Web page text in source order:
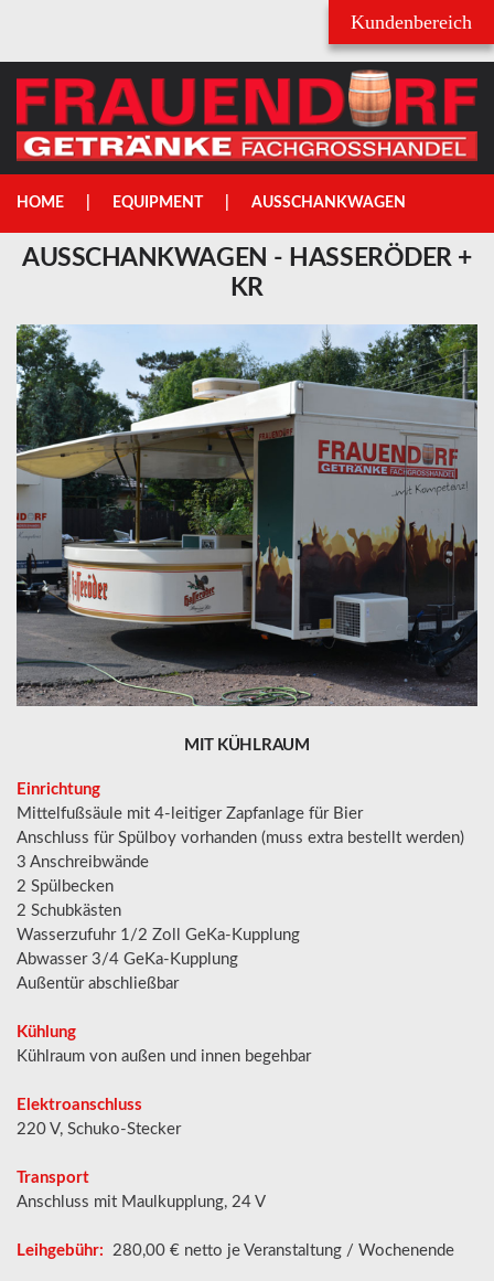
HOME EQUIPMENT AUSSCHANKWAGEN
AUSSCHANKWAGEN - HASSERÖDER +
KR
MIT KÜHLRAUM
Einrichtung
Mittelfußsäule mit 4-leitiger Zapfanlage für Bier
Anschluss für Spülboy vorhanden (muss extra bestellt werden)
3 Anschreibwände
2 Spülbecken
2 Schubkästen
Wasserzufuhr 1/2 Zoll GeKa-Kupplung
Abwasser 3/4 GeKa-Kupplung
Außentür abschließbar
Kühlung
Kühlraum von außen und innen begehbar
Elektroanschluss
220 V, Schuko-Stecker
Transport
Anschluss mit Maulkupplung, 24 V
Leihgebühr: 280,00 € netto je Veranstaltung / Wochenende
Passwort